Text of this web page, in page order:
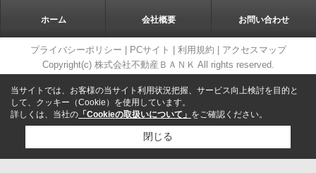
ホーム 会社概要 お問い合わせ
プライバシーポリシー PCサイト 利用規約
アクセスマップ
Copyright(c) 株式会社不動産ＢＡＮＫ All rights reserved.
当サイトでは、お客様の当サイト利用状況把握、サービス向上検討を目的と
して、クッキー（Cookie）を使用しています。
詳しくは、当社の 「Cookieの取扱いについて」 をご確認ください。
閉じる